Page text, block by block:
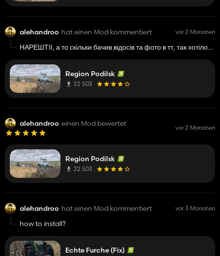
alehandroo hat einen Mod kommentiert vor 2 Monaten
НАРЕШТІІ, а то скільки бачив відосів та фото в тт, так хотілосб
Region Podilsk
22 503
alehandroo einen Mod bewertet vor 2 Monaten
Region Podilsk
22 503
alehandroo hat einen Mod kommentiert vor 3 Monaten
how to install?
Echte Furche (Fix)